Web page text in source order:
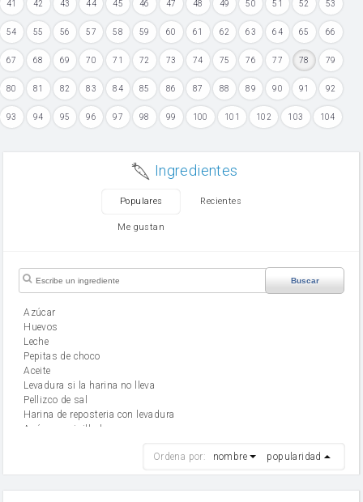
41 42 43 44 45 46 47 48 49 50 51 52 53
54 55 56 57 58 59 60 61 62 63 64 65 66
67 68 69 70 71 72 73 74 75 76 77 78 79
80 81 82 83 84 85 86 87 88 89 90 91 92
93 94 95 96 97 98 99 100 101 102 103 104
Ingredientes
Populares Recientes
Me gustan
Buscar
Azúcar
huevos
leche
Pepitas de choco
aceite
Levadura si la harina no lleva
Pellizco de sal
Harina de reposteria con levadura
Azúcar avainillado
mantequilla
Ordena por: nombre popularidad